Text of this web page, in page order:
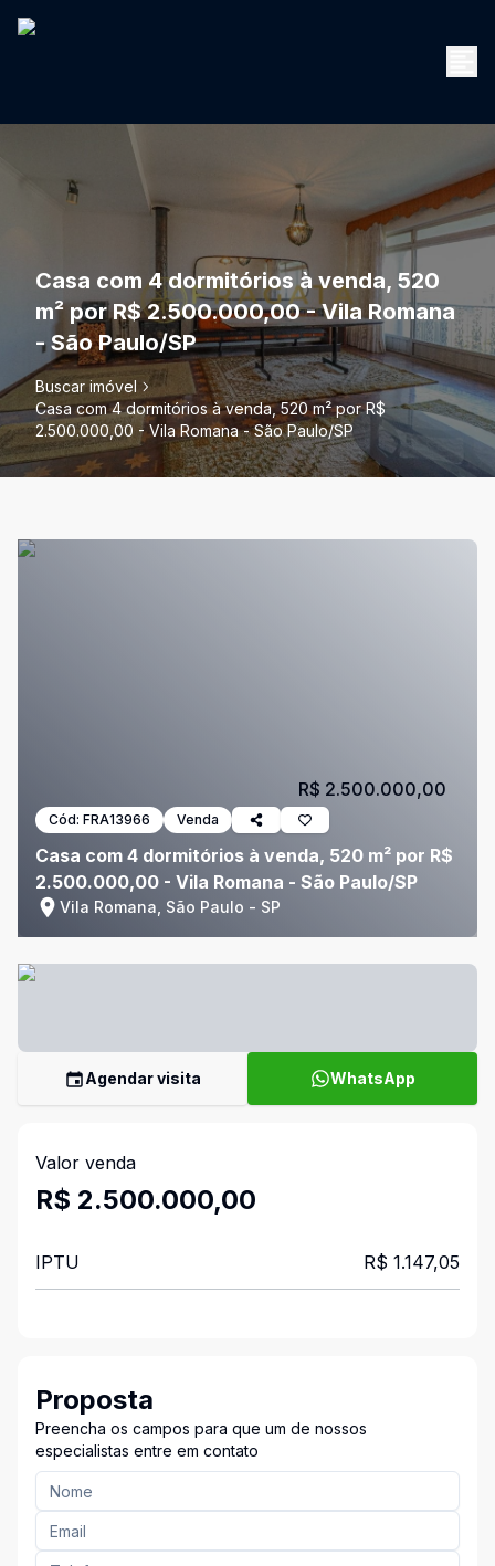
Casa com 4 dormitórios à venda, 520
m² por R$ 2.500.000,00 - Vila Romana
- São Paulo/SP
Buscar imóvel
Casa com 4 dormitórios à venda, 520 m² por R$
2.500.000,00 - Vila Romana - São Paulo/SP
Cód: FRA13966 Venda
Casa com 4 dormitórios à venda, 520 m² por R$
2.500.000,00 - Vila Romana - São Paulo/SP
Vila Romana, São Paulo - SP
R$ 2.500.000,00
Agendar visita WhatsApp
Valor venda
R$ 2.500.000,00
IPTU R$ 1.147,05
Proposta
Preencha os campos para que um de nossos
especialistas entre em contato